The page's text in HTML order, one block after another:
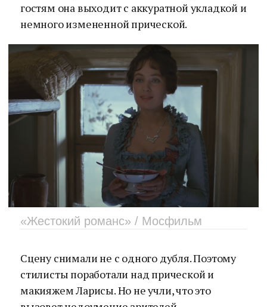
гостям она выходит с аккуратной укладкой и
немного измененной прической.
«Жестокий романс» / Мосфильм
Сцену снимали не с одного дубля. Поэтому
стилисты поработали над прической и
макияжем Ларисы. Но не учли, что это